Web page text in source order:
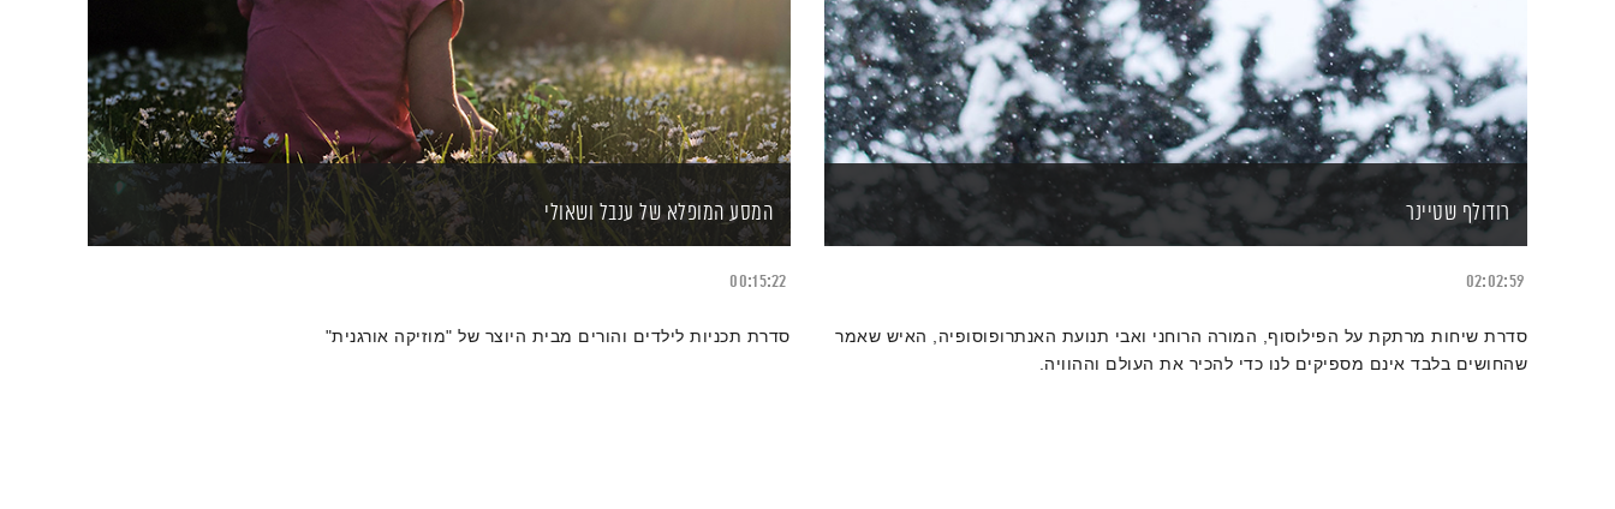
רודולף שטיינר
02:02:59
סדרת שיחות מרתקת על הפילוסוף, המורה הרוחני ואבי תנועת האנתרופוסופיה, האיש שאמר
שהחושים בלבד אינם מספיקים לנו כדי להכיר את העולם וההוויה.
המסע המופלא של ענבל ושאולי
00:15:22
סדרת תכניות לילדים והורים מבית היוצר של "מוזיקה אורגנית"